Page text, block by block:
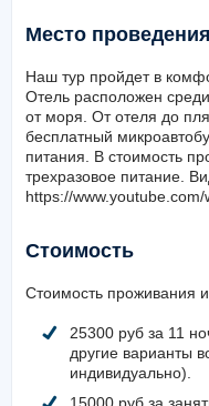
Наш тур пройдет в
Отель расположен среди
от моря. От отеля до
бесплатный
питания. В стоимость
трехразовое питание.
25300 руб за 11
другие варианты